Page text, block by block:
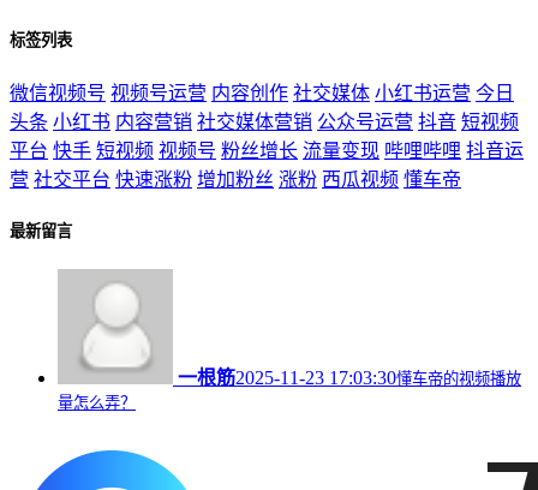
标签列表
微信视频号 视频号运营 内容创作 社交媒体 小红书运营 今日
头条 小红书 内容营销 社交媒体营销 公众号运营 抖音 短视频
平台 快手 短视频 视频号 粉丝增长 流量变现 哔哩哔哩 抖音运
营 社交平台 快速涨粉 增加粉丝 涨粉 西瓜视频 懂车帝
最新留言
一根筋2025-11-23 17:03:30懂车帝的视频播放
量怎么弄？